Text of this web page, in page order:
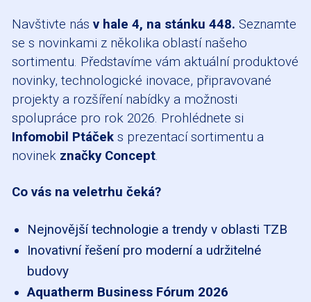
Navštivte násv hale 4, na stánku 448. Seznamte
se s novinkami z několika oblastí našeho
sortimentu. Představíme vám aktuální produktové
novinky, technologické inovace, připravované
projekty a rozšíření nabídky a možnosti
spolupráce pro rok 2026. Prohlédnete si
Infomobil Ptáček s prezentací sortimentu a
novinek značky Concept.
Co vás na veletrhu čeká?
Nejnovější technologie a trendy v oblasti TZB
Inovativní řešení pro moderní a udržitelné
budovy
Aquatherm Business Fórum 2026